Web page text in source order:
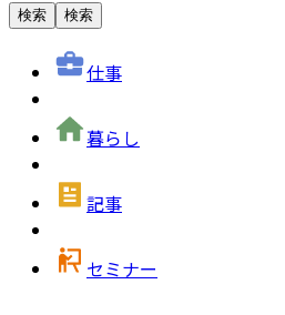
検索 検索
仕事
暮らし
記事
セミナー